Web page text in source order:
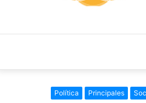
Política Principales